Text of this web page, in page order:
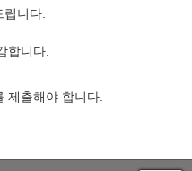
니다.
합니다.
제출해야 합니다.